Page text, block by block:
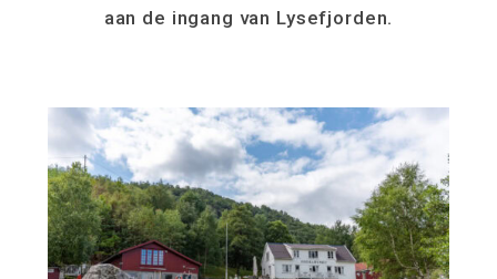
aan de ingang van Lysefjorden.